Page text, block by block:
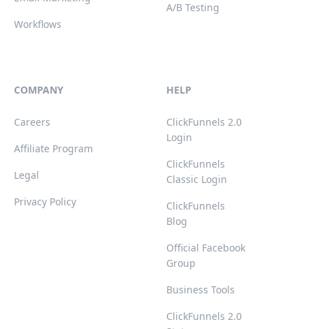
Workflows
A/B Testing
COMPANY
Careers
Affiliate Program
Legal
Privacy Policy
HELP
ClickFunnels 2.0
Login
ClickFunnels
Classic Login
ClickFunnels
Blog
Official Facebook
Group
Business Tools
ClickFunnels 2.0